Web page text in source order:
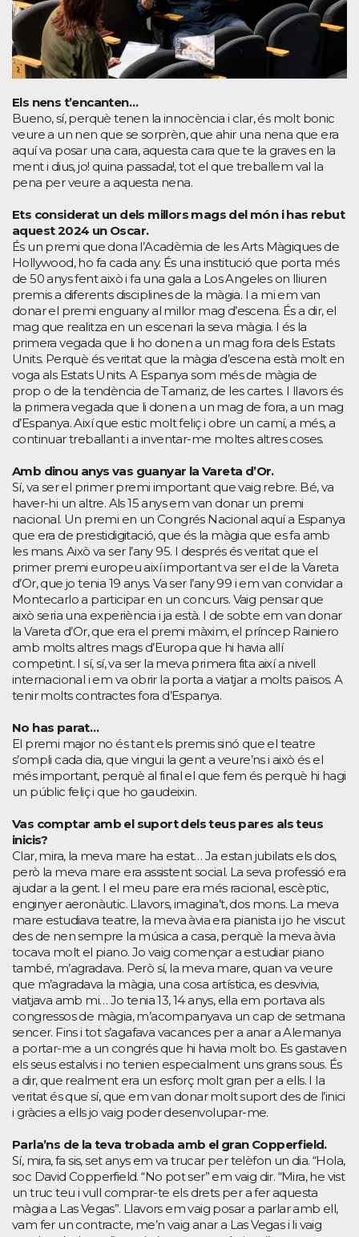
Els nens t’encanten…
Bueno, sí, perquè tenen la innocència i clar, és molt bonic
veure a un nen que se sorprèn, que ahir una nena que era
aquí va posar una cara, aquesta cara que te la graves en la
ment i dius, jo! quina passada!, tot el que treballem val la
pena per veure a aquesta nena.
Ets considerat un dels millors mags del món i has rebut
aquest 2024 un Oscar.
És un premi que dona l’Acadèmia de les Arts Màgiques de
Hollywood, ho fa cada any. És una institució que porta més
de 50 anys fent això i fa una gala a Los Angeles on lliuren
premis a diferents disciplines de la màgia. I a mi em van
donar el premi enguany al millor mag d’escena. És a dir, el
mag que realitza en un escenari la seva màgia. I és la
primera vegada que li ho donen a un mag fora dels Estats
Units. Perquè és veritat que la màgia d’escena està molt en
voga als Estats Units. A Espanya som més de màgia de
prop o de la tendència de Tamariz, de les cartes. I llavors és
la primera vegada que li donen a un mag de fora, a un mag
d’Espanya. Així que estic molt feliç i obre un camí, a més, a
continuar treballant i a inventar-me moltes altres coses.
Amb dinou anys vas guanyar la Vareta d’Or.
Sí, va ser el primer premi important que vaig rebre. Bé, va
haver-hi un altre. Als 15 anys em van donar un premi
nacional. Un premi en un Congrés Nacional aquí a Espanya
que era de prestidigitació, que és la màgia que es fa amb
les mans. Això va ser l’any 95. I després és veritat que el
primer premi europeu així important va ser el de la Vareta
d’Or, que jo tenia 19 anys. Va ser l’any 99 i em van convidar a
Montecarlo a participar en un concurs. Vaig pensar que
això seria una experiència i ja està. I de sobte em van donar
la Vareta d’Or, que era el premi màxim, el príncep Rainiero
amb molts altres mags d’Europa que hi havia allí
competint. I sí, sí, va ser la meva primera fita així a nivell
internacional i em va obrir la porta a viatjar a molts països. A
tenir molts contractes fora d’Espanya.
No has parat…
El premi major no és tant els premis sinó que el teatre
s’ompli cada dia, que vingui la gent a veure’ns i això és el
més important, perquè al final el que fem és perquè hi hagi
un públic feliç i que ho gaudeixin.
Vas comptar amb el suport dels teus pares als teus
inicis?
Clar, mira, la meva mare ha estat… Ja estan jubilats els dos,
però la meva mare era assistent social. La seva professió era
ajudar a la gent. I el meu pare era més racional, escèptic,
enginyer aeronàutic. Llavors, imagina’t, dos mons. La meva
mare estudiava teatre, la meva àvia era pianista i jo he viscut
des de nen sempre la música a casa, perquè la meva àvia
tocava molt el piano. Jo vaig començar a estudiar piano
també, m’agradava. Però sí, la meva mare, quan va veure
que m’agradava la màgia, una cosa artística, es desvivia,
viatjava amb mi… Jo tenia 13, 14 anys, ella em portava als
congressos de màgia, m’acompanyava un cap de setmana
sencer. Fins i tot s’agafava vacances per a anar a Alemanya
a portar-me a un congrés que hi havia molt bo. Es gastaven
els seus estalvis i no tenien especialment uns grans sous. És
a dir, que realment era un esforç molt gran per a ells. I la
veritat és que sí, que em van donar molt suport des de l’inici
i gràcies a ells jo vaig poder desenvolupar-me.
Parla’ns de la teva trobada amb el gran Copperfield.
Sí, mira, fa sis, set anys em va trucar per telèfon un dia. “Hola,
soc David Copperfield. “No pot ser” em vaig dir. “Mira, he vist
un truc teu i vull comprar-te els drets per a fer aquesta
màgia a Las Vegas”. Llavors em vaig posar a parlar amb ell,
vam fer un contracte, me’n vaig anar a Las Vegas i li vaig